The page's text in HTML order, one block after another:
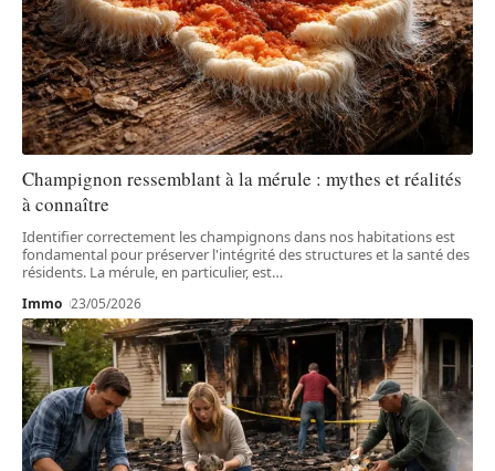
Champignon ressemblant à la mérule : mythes et réalités
à connaître
Identifier correctement les champignons dans nos habitations est
fondamental pour préserver l'intégrité des structures et la santé des
résidents. La mérule, en particulier, est…
Immo 23/05/2026